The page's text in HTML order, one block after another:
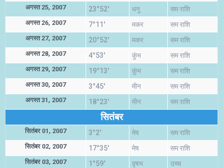
अगस्त 25, 2007 23°52' धनु सम राशि
अगस्त 26, 2007 7°11' मकर सम राशि
अगस्त 27, 2007 20°52' मकर सम राशि
अगस्त 28, 2007 4°53' कुंभ सम राशि
अगस्त 29, 2007 19°13' कुंभ सम राशि
अगस्त 30, 2007 3°45' मीन सम राशि
अगस्त 31, 2007 18°23' मीन सम राशि
सितंबर
सितंबर 01, 2007 3°2' मेष सम राशि
सितंबर 02, 2007 17°35' मेष सम राशि
सितंबर 03, 2007 1°59' वृषभ उच्च